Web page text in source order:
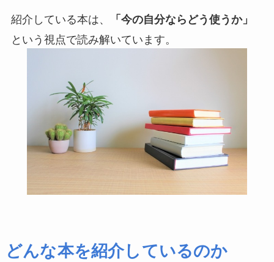
紹介している本は、
「今の自分ならどう使うか」
という視点で読み解いています。
どんな本を紹介しているのか